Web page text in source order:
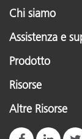
Chi siamo
Assistenza e
Prodotto
Risorse
Altre Risorse